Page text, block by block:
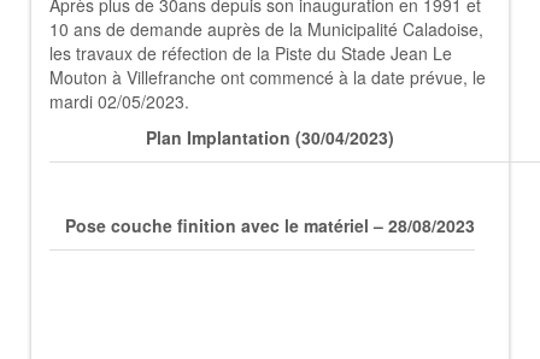
Après plus de 30ans depuis son inauguration en 1991 et
10 ans de demande auprès de la Municipalité Caladoise,
les travaux de réfection de la Piste du Stade Jean Le
Mouton à Villefranche ont commencé à la date prévue, le
mardi 02/05/2023.
Plan Implantation (30/04/2023)
Pose couche finition avec le matériel – 28/08/2023